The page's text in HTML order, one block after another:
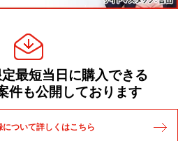
最短当日に購入できる
件も公開しております
について詳しくはこちら